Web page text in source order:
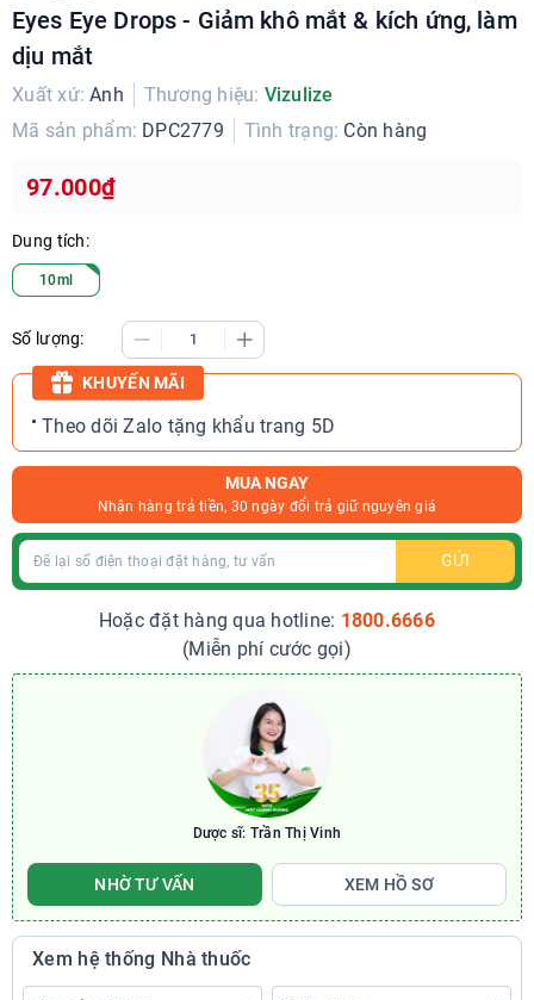
Eyes Eye Drops - Giảm khô mắt & kích ứng, làm
dịu mắt
Xuất xứ: Anh Thương hiệu: Vizulize
Mã sản phẩm: DPC2779 Tình trạng: Còn hàng
97.000₫
Dung tích:
10ml
Số lượng:
KHUYẾN MÃI
Theo dõi Zalo tặng khẩu trang 5D
MUA NGAY
Nhận hàng trả tiền, 30 ngày đổi trả giữ nguyên giá
GỬI
Hoặc đặt hàng qua hotline: 1800.6666
(Miễn phí cước gọi)
Dược sĩ: Trần Thị Vinh
NHỜ TƯ VẤN XEM HỒ SƠ
Xem hệ thống Nhà thuốc